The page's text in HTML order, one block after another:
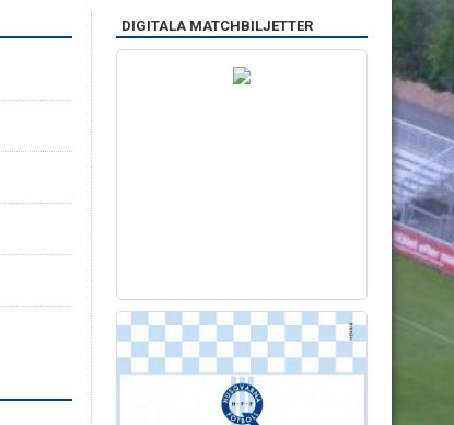
DIGITALA MATCHBILJETTER